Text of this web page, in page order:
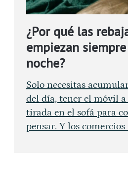
¿Por qué las
empiezan
noche?
Solo necesitas
del día, tener el móvil
tirada en el sofá para
pensar. Y los comercios